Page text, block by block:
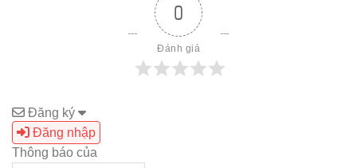
0
Đánh giá
Đăng ký
Đăng nhập
Thông báo của